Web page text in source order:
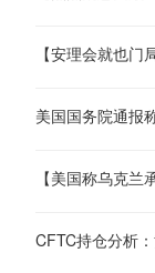
美国国务院通报
CFTC持仓分析